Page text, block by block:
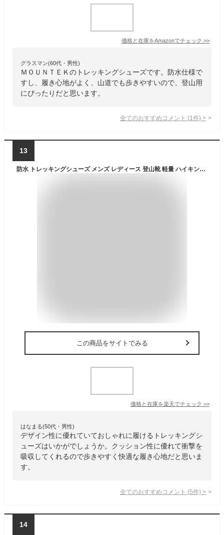
価格と在庫をAmazonでチェック >>
グラスマン(60代・男性)
ＭＯＵＮＴＥＫのトレッキングシューズです。防水仕様で
すし、履き心地がよく、山道でも歩きやすいので、登山用
にぴったりだと思います。
全てのおすすめコメント (1 件) >
13
防水 トレッキングシューズ メンズ レディース 登山靴 軽量 ハイキングシューズ 防滑グリップ底 衝撃吸収ソール ミドルカット ハイカット 色 紐靴 男 女 マウンテック MOUNTEK mt1940｜正規販売店
この商品をサイトでみる
価格と在庫を楽天でチェック >>
はなまる(50代・男性)
デザイン性に優れていておしゃれに履けるトレッキングシ
ューズはいかがでしょうか。クッション性に優れて衝撃を
吸収してくれるので歩きやすく快適な履き心地だと思いま
す。
全てのおすすめコメント (5件) >
14